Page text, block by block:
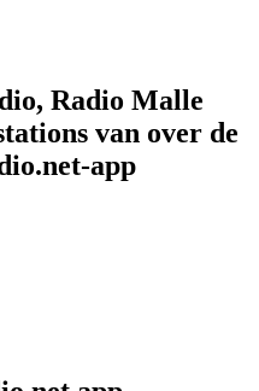
Radio Malle
van over de
app